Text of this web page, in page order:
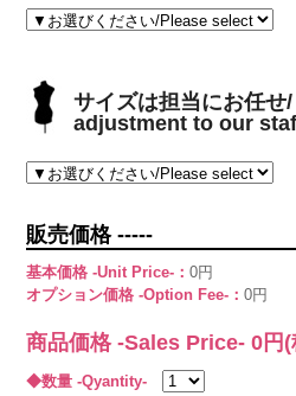
サイズは担当にお任
adjustment to our
販売価格 -----
基本価格 -Unit Price-：0円
オプション価格 -Option Fee-：0円
商品価格 -Sales Price-0 円
◆数量 -Qyantity-